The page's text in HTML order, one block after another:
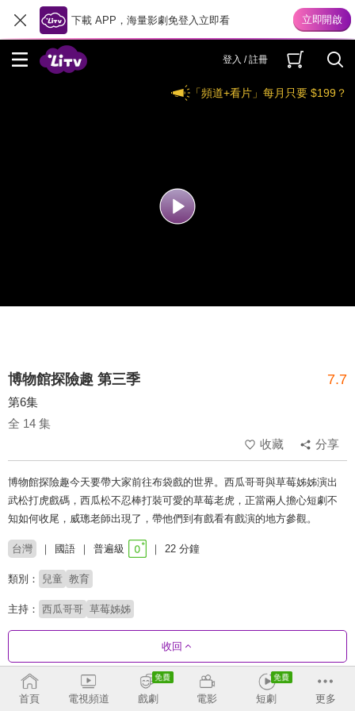
下載 APP，海量影劇免登入立即看
登入 / 註冊
「頻道+看片」每月只要 $199？
博物館探險趣 第三季 7.7
第6集
全 14 集
收藏
分享
博物館探險趣今天要帶大家前往布袋戲的世界。西瓜哥哥與草莓姊姊演出
武松打虎戲碼，西瓜松不忍棒打裝可愛的草莓老虎，正當兩人擔心短劇不
知如何收尾，威璁老師出現了，帶他們到有戲看有戲演的地方參觀。
台灣 國語 普遍級 22 分鐘
類別： 兒童 教育
主持： 西瓜哥哥 草莓姊姊
收回
劇集列表 正序
首頁 電視頻道 戲劇 電影 短劇 更多